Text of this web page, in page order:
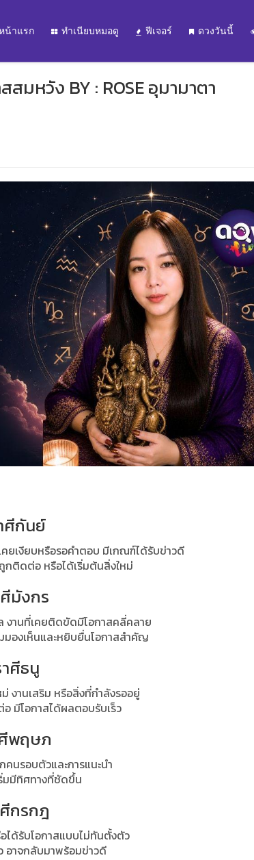
น้าแรก ทำเนียบหมอดู ฟีเจอร์ ดวงวันนี้
มหวัง BY : ROSE อุมามาตา
ศีกันย์
คยเงียบหรือรอคำตอบ มีเกณฑ์ได้รับข่าวดี
ติดต่อ หรือได้เริ่มต้นสิ่งใหม่
มังกร
งานที่เคยติดขัดมีโอกาสคลี่คลาย
องเห็นและหยิบยื่นโอกาสสำคัญ
ศีธนู
งานเสริม หรือสิ่งที่กำลังรออยู่
มีโอกาสได้ผลตอบรับเร็ว
พฤษภ
คนรอบตัวและการแนะนำ
มมีทิศทางที่ชัดขึ้น
กรกฎ
ด้รับโอกาสแบบไม่ทันตั้งตัว
อาจกลับมาพร้อมข่าวดี